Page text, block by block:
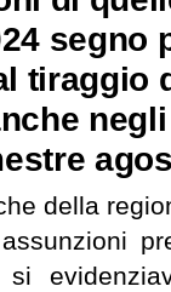
segno
tiraggio
della